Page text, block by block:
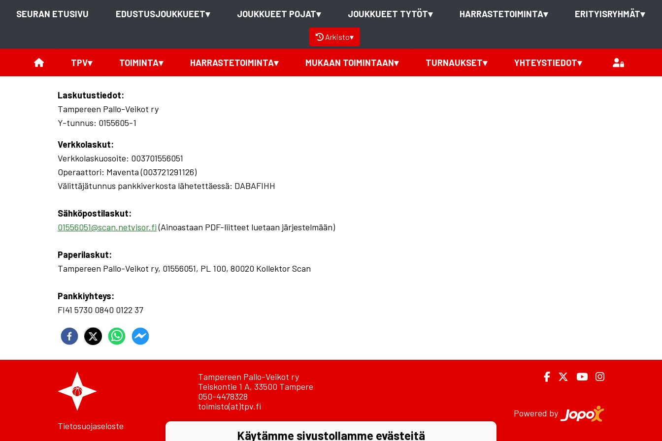
SEURAN ETUSIVU EDUSTUSJOUKKUEET▾ JOUKKUEET POJAT▾ JOUKKUEET TYTÖT▾ HARRASTETOIMINTA▾ ERITYISRYHMÄT▾
Arkisto▾
TPV▾ TOIMINTA▾ HARRASTETOIMINTA▾ MUKAAN TOIMINTAAN▾ TURNAUKSET▾ YHTEYSTIEDOT▾
Laskutustiedot:
Tampereen Pallo-Veikot ry
Y-tunnus: 0155605-1
Verkkolaskut:
Verkkolaskuosoite: 003701556051
Operaattori: Maventa (003721291126)
Välittäjätunnus pankkiverkosta lähetettäessä: DABAFIHH
Sähköpostilaskut:
01556051@scan.netvisor.fi(Ainoastaan PDF-liitteet luetaan järjestelmään)
Paperilaskut:
Tampereen Pallo-Veikot ry, 01556051, PL 100, 80020 Kollektor Scan
Pankkiyhteys:
FI41 5730 0840 0122 37
Tietosuojaseloste
Tampereen Pallo-Veikot ry
Teiskontie 1 A, 33500 Tampere
050-4478328
toimisto(at)tpv.fi
Powered by
Käytämme sivustollamme evästeitä